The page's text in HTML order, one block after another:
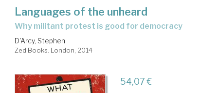
Languages of the unheard
why militant protest is good for democracy
D'Arcy, Stephen
Zed Books. London, 2014
54,07 €